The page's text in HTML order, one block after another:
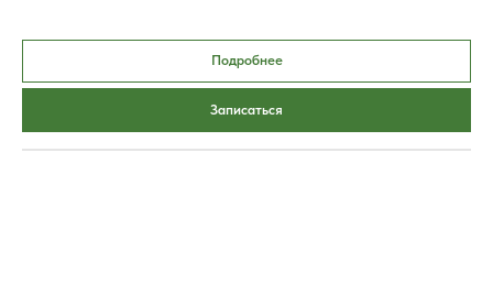
Подробнее
Записаться